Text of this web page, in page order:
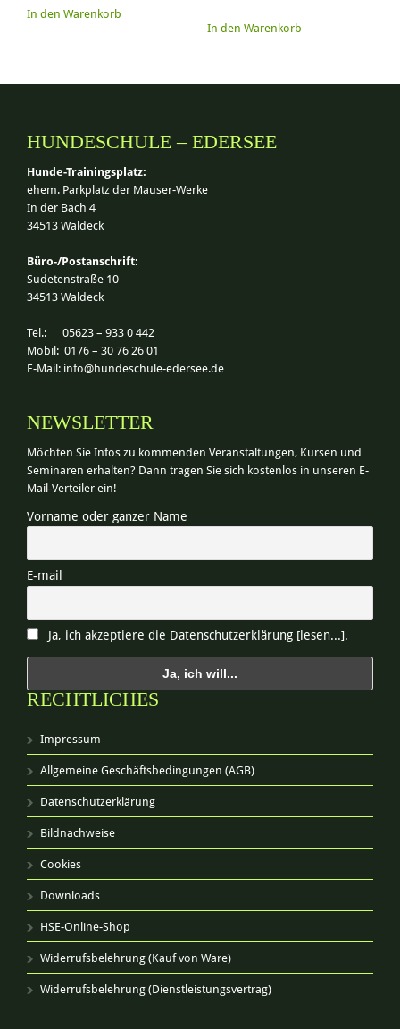
In den Warenkorb
In den Warenkorb
HUNDESCHULE – EDERSEE
Hunde-Trainingsplatz:
ehem. Parkplatz der Mauser-Werke
In der Bach 4
34513 Waldeck
Büro-/Postanschrift:
Sudetenstraße 10
34513 Waldeck
Tel.: 05623 – 933 0 442
Mobil: 0176 – 30 76 26 01
E-Mail: info@hundeschule-edersee.de
NEWSLETTER
Möchten Sie Infos zu kommenden Veranstaltungen, Kursen und
Seminaren erhalten? Dann tragen Sie sich kostenlos in unseren E-
Mail-Verteiler ein!
Vorname oder ganzer Name
E-mail
Ja, ich akzeptiere die Datenschutzerklärung [lesen...].
RECHTLICHES
Impressum
Allgemeine Geschäftsbedingungen (AGB)
Datenschutzerklärung
Bildnachweise
Cookies
Downloads
HSE-Online-Shop
Widerrufsbelehrung (Kauf von Ware)
Widerrufsbelehrung (Dienstleistungsvertrag)